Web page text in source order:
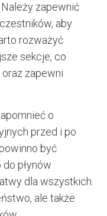
zapewnić
aby
rozważyć
sekcje, co
zapewni
o
przed i po
być
płynów
dla wszystkich.
ale także